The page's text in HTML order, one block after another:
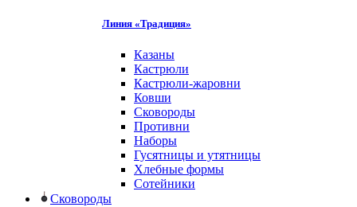
Линия «Традиция»
Казаны
Кастрюли
Кастрюли-жаровни
Ковши
Сковороды
Противни
Наборы
Гусятницы и утятницы
Хлебные формы
Сотейники
Сковороды